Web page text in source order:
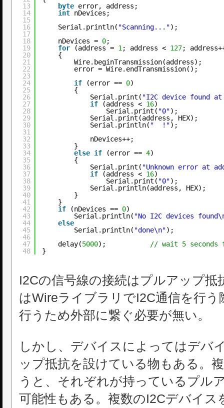
13
14
15
16
17
18
19
20
21
22
23
24
25
26
27
28
29
30
31
32
33
34
35
36
37
38
39
40
41
42
43
44
45
46
47
48
byte error, address;
int nDevices;
Serial.println( "Scanning...");
nDevices = 0;
for
(address = 1 ; address < 127;
{
Wire.beginTransmission(address);
error = Wire.endTransmission();
if
(error == 0)
{
Serial.print( "I2C device found
if
(address < 16)
Serial.print( "0");
Serial.print(address, HEX);
Serial.println( "  !");
nDevices++;
}
else if (error == 4)
{
Serial.print( "Unknown error at
if
(address < 16)
Serial.print( "0");
Serial.println(address, HEX);
}
}
if
(nDevices == 0)
Serial.println( "No I2C devices
else
Serial.println( "done\n");
delay(5000);
// wait 5 seconds
}
I2Cの信号線の接続はプルアップ抵
はWireライブラリでI2C通信を行
行うため外部に繋ぐ必要が無い。
しかし、デバイスによってはデバ
ップ抵抗を設けている物もある。
うと、それぞれが持っているプル
可能性もある。複数のI2Cデバイス